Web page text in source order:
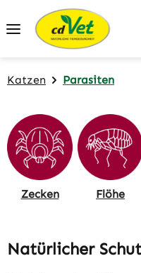
Zum Hauptinhalt springen
Katzen Parasiten
Zecken Flöhe
Natürlicher